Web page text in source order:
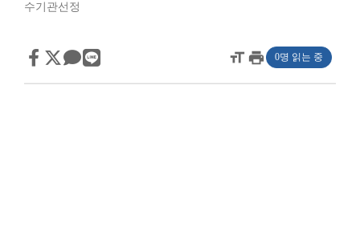
수기관선정
format_sizeprint 0명 읽는 중